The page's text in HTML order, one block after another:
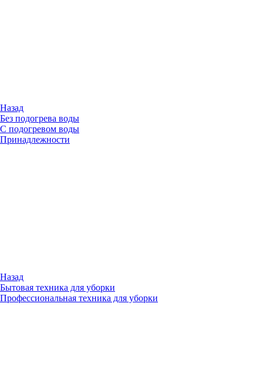
Назад
Без подогрева воды
С подогревом воды
Принадлежности
Назад
Бытовая техника для уборки
Профессиональная техника для уборки